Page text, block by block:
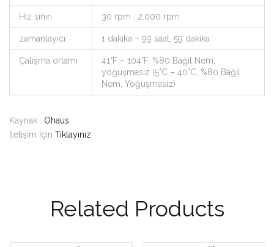
Hız sınırı 30 rpm ; 2.000 rpm
zamanlayıcı 1 dakika – 99 saat, 59 dakika
Çalışma ortamı
41°F – 104°F, %80 Bağıl Nem,
yoğuşmasız (5°C – 40°C, %80 Bağıl
Nem, Yoğuşmasız)
Kaynak : Ohaus
İletişim İçin Tıklayınız
Related Products